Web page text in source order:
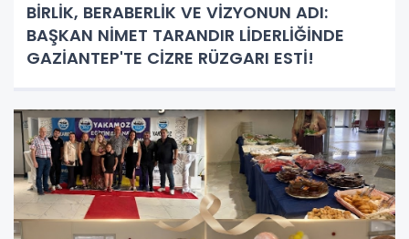
BİRLİK, BERABERLİK VE VİZYONUN ADI:
BAŞKAN NİMET TARANDIR LİDERLİĞİNDE
GAZİANTEP'TE CİZRE RÜZGARI ESTİ!